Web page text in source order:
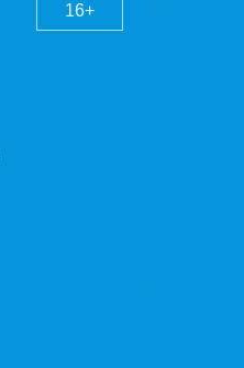
16+